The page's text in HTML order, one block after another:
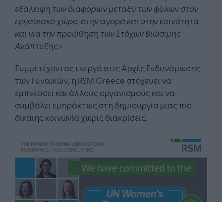
εξάλειψη των διαφορών μεταξύ των φύλων στον
εργασιακό χώρο, στην αγορά και στην κοινότητα
και για την προώθηση των Στόχων Βιώσιμης
Ανάπτυξης.»
Συμμετέχοντας ενεργά στις Αρχές Ενδυνάμωσης
των Γυναικών, η RSM Greece στοχεύει να
εμπνεύσει και άλλους οργανισμούς και να
συμβάλει εμπράκτως στη δημιουργία μιας πιο
δίκαιης κοινωνία χωρίς διακρίσεις.